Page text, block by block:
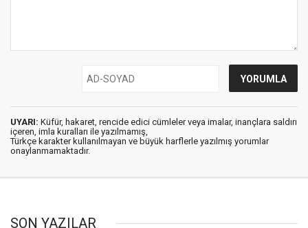
UYARI: Küfür, hakaret, rencide edici cümleler veya imalar, inançlara saldırı
içeren, imla kuralları ile yazılmamış,
Türkçe karakter kullanılmayan ve büyük harflerle yazılmış yorumlar
onaylanmamaktadır.
SON YAZILAR